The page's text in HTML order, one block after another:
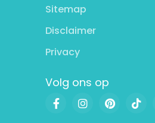
Sitemap
Disclaimer
Privacy
Volg ons op